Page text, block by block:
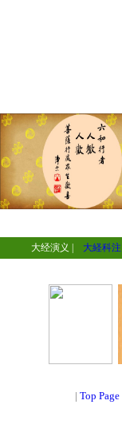
大经演义 大経科注
|Top Page